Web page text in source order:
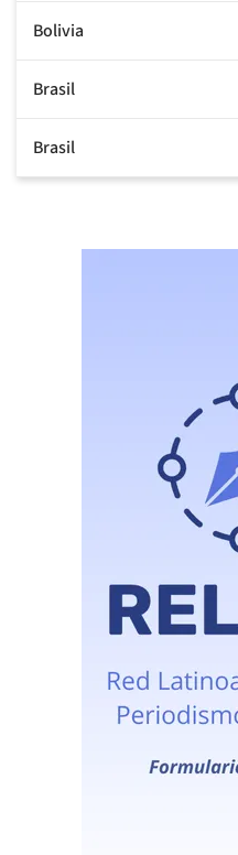
Bolivia
Brasil
Brasil